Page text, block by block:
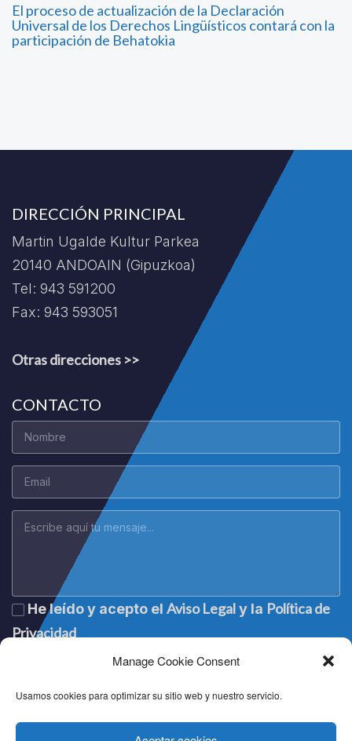
Manage Cookie Consent
Usamos cookies para optimizar su sitio web y nuestro servicio.
El proceso de actualización de la Declaración
Universal de los Derechos Lingüísticos contará con la
participación de Behatokia
DIRECCIÓN PRINCIPAL
Martin Ugalde Kultur Parkea
20140 ANDOAIN (Gipuzkoa)
Tel: 943 591200
Fax: 943 593051
Otras direcciones >>
CONTACTO
He leído y acepto el Aviso Legaly la Política de
Privacidad